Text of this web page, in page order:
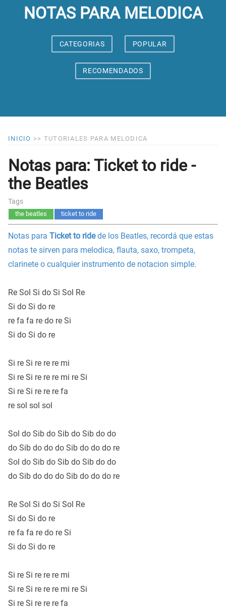
NOTAS PARA MELODICA
CATEGORIAS POPULAR
RECOMENDADOS
INICIO >> TUTORIALES PARA MELODICA
Notas para: Ticket to ride -
the Beatles
Tags
the beatles ticket to ride
Notas para Ticket to ridede los Beatles, recordá que estas
notas te sirven para melodica, flauta, saxo, trompeta,
clarinete o cualquier instrumento de notacion simple.
Re Sol Si do Si Sol Re
Si do Si do re
re fa fa re do re Si
Si do Si do re
Si re Si re re re mi
Si re Si re re re mi re Si
Si re Si re re re fa
re sol sol sol
Sol do Sib do Sib do Sib do do
do Sib do do do Sib do do do re
Sol do Sib do Sib do Sib do do
do Sib do do do Sib do do do re
Re Sol Si do Si Sol Re
Si do Si do re
re fa fa re do re Si
Si do Si do re
Si re Si re re re mi
Si re Si re re re mi re Si
Si re Si re re re fa